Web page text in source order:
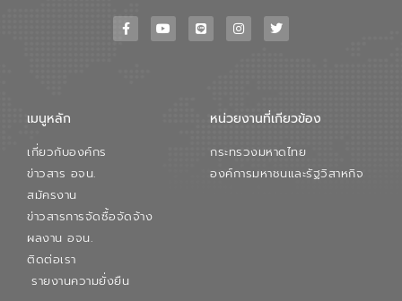
เมนูหลัก
เกี่ยวกับองค์กร
ข่าวสาร อจน.
สมัครงาน
ข่าวสารการจัดซื้อจัดจ้าง
ผลงาน อจน.
ติดต่อเรา
รายงานความยั่งยืน
หน่วยงานที่เกียวข้อง
กระทรวงมหาดไทย
องค์การมหาชนและรัฐวิสาหกิจ